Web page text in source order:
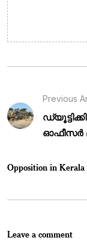
Previous
ഓഫീസർ
Opposition in Kerala
Leave a comment